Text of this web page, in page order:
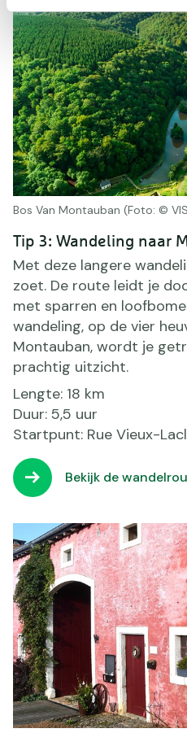
Tip 3: Wandeling naar
Met deze langere
zoet. De route leidt je
met sparren en
wandeling, op de vier
Montauban, wordt je
prachtig uitzicht.
Lengte: 18 km
Duur: 5,5 uur
Startpunt: Rue Vieux-
Bekijk de
Bos Van Montauban (Foto: ©